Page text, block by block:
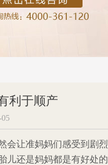
利于顺产
05
会让准妈妈们感受到剧
儿还是妈妈都是有好处